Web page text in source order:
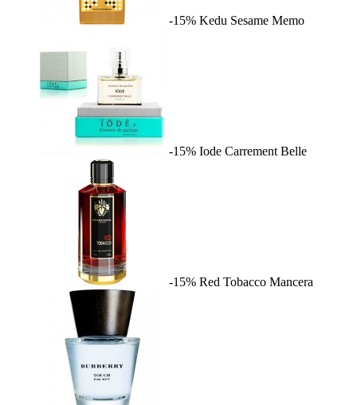
-15% Kedu Sesame Memo
-15% Iode Carrement Belle
-15% Red Tobacco Mancera